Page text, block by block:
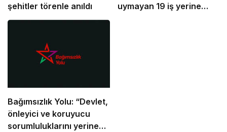
şehitler törenle anıldı
uymayan 19 iş yerine
Bağımsızlık Yolu: “Devlet,
önleyici ve koruyucu
sorumluluklarını yerine